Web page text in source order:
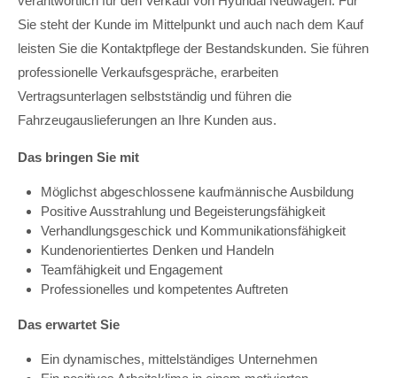
Sie steht der Kunde im Mittelpunkt und auch nach dem Kauf
leisten Sie die Kontaktpflege der Bestandskunden. Sie führen
professionelle Verkaufsgespräche, erarbeiten
Vertragsunterlagen selbstständig und führen die
Fahrzeugauslieferungen an Ihre Kunden aus.
Das bringen Sie mit
Möglichst abgeschlossene kaufmännische Ausbildung
Positive Ausstrahlung und Begeisterungsfähigkeit
Verhandlungsgeschick und Kommunikationsfähigkeit
Kundenorientiertes Denken und Handeln
Teamfähigkeit und Engagement
Professionelles und kompetentes Auftreten
Das erwartet Sie
Ein dynamisches, mittelständiges Unternehmen